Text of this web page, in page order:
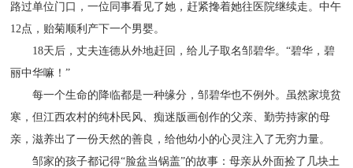
路过单位门口，一位同事看见了她，赶紧搀着她往医院继续走。中午
12点，贻菊顺利产下一个男婴。
18天后，丈夫连德从外地赶回，给儿子取名邹碧华。“碧华，碧
丽中华嘛！”
每一个生命的降临都是一种缘分，邹碧华也不例外。虽然家境贫
寒，但江西农村的纯朴民风、痴迷版画创作的父亲、勤劳持家的母
亲，滋养出了一份天然的善良，给他幼小的心灵注入了无穷力量。
邹家的孩子都记得“脸盆当锅盖”的故事：母亲从外面捡了几块土